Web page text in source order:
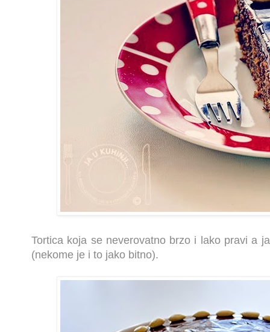
Tortica koja se neverovatno brzo i lako pravi a
(nekome je i to jako bitno).